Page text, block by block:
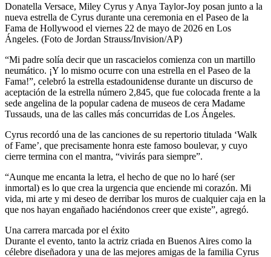
Donatella Versace, Miley Cyrus y Anya Taylor-Joy posan junto a la
nueva estrella de Cyrus durante una ceremonia en el Paseo de la
Fama de Hollywood el viernes 22 de mayo de 2026 en Los
Ángeles. (Foto de Jordan Strauss/Invision/AP)
“Mi padre solía decir que un rascacielos comienza con un martillo
neumático. ¡Y lo mismo ocurre con una estrella en el Paseo de la
Fama!”, celebró la estrella estadounidense durante un discurso de
aceptación de la estrella número 2,845, que fue colocada frente a la
sede angelina de la popular cadena de museos de cera Madame
Tussauds, una de las calles más concurridas de Los Ángeles.
Cyrus recordó una de las canciones de su repertorio titulada ‘Walk
of Fame’, que precisamente honra este famoso boulevar, y cuyo
cierre termina con el mantra, “vivirás para siempre”.
“Aunque me encanta la letra, el hecho de que no lo haré (ser
inmortal) es lo que crea la urgencia que enciende mi corazón. Mi
vida, mi arte y mi deseo de derribar los muros de cualquier caja en la
que nos hayan engañado haciéndonos creer que existe”, agregó.
Una carrera marcada por el éxito
Durante el evento, tanto la actriz criada en Buenos Aires como la
célebre diseñadora y una de las mejores amigas de la familia Cyrus